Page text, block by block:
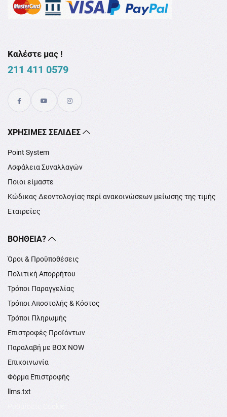
Καλέστε μας !
211 411 0579
XΡΉΣΙΜΕΣ ΣΕΛΊΔΕΣ
Point System
Ασφάλεια Συναλλαγών
Ποιοι είμαστε
Κώδικας Δεοντολογίας περί ανακοινώσεων μείωσης της τιμής
Εταιρείες
ΒΟΉΘΕΙΑ?
Όροι & Προϋποθέσεις
Πολιτική Απορρήτου
Τρόποι Παραγγελίας
Τρόποι Αποστολής & Κόστος
Τρόποι Πληρωμής
Επιστροφές Προϊόντων
Παραλαβή με BOX NOW
Επικοινωνία
Φόρμα Επιστροφής
llms.txt